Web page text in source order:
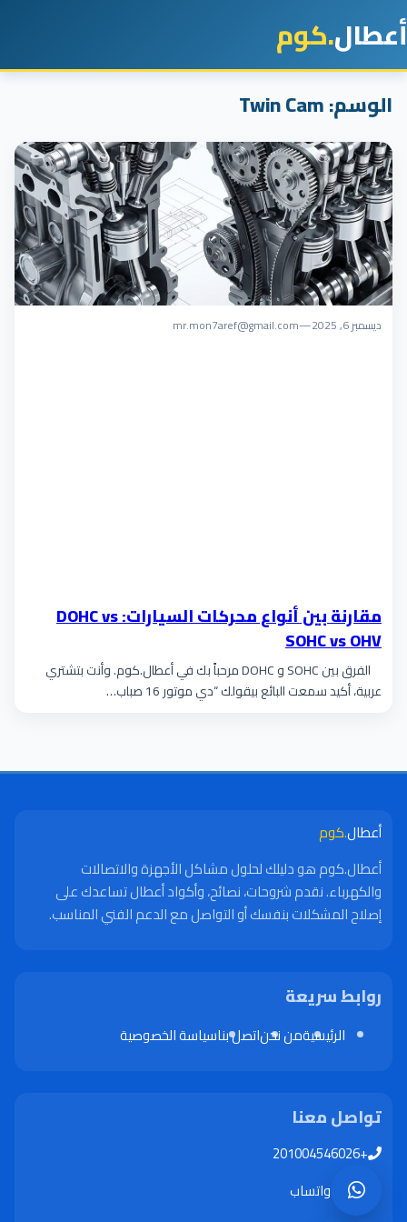
أعطال.كوم
الوسم:Twin Cam
ديسمبر 6, 2025 —
mr.mon7aref@gmail.com
مقارنة بين أنواع محركات السيارات: DOHC vs
SOHC vs OHV
الفرق بين SOHC و DOHC مرحباً بك في أعطال.كوم. وأنت بتشتري
عربية، أكيد سمعت البائع بيقولك “دي موتور 16 صباب…
أعطال.كوم
أعطال.كوم هو دليلك لحلول مشاكل الأجهزة والاتصالات
والكهرباء. نقدم شروحات، نصائح، وأكواد أعطال تساعدك على
إصلاح المشكلات بنفسك أو التواصل مع الدعم الفني المناسب.
روابط سريعة
الرئيسيةمن نحناتصل بناسياسة الخصوصية
تواصل معنا
+201004546026
واتساب